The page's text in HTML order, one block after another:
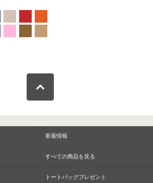
新着情報
すべての商品を見る
トートバッグプレゼント